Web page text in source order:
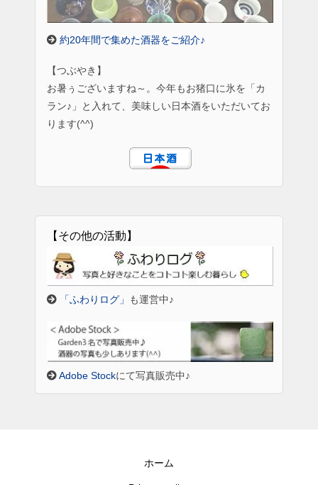
約20年間で集めた酒器をご紹介♪
【つぶやき】
お暑ぅございますね～。今年もお猪口に氷を「カ
ラン♪」と入れて、美味しい日本酒をいただいてお
ります(^^)
【その他の活動】
「ふわりログ」 も運営中♪
Adobe Stockにて写真販売中♪
ホーム